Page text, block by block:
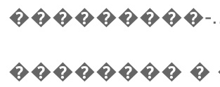
���������-
��������